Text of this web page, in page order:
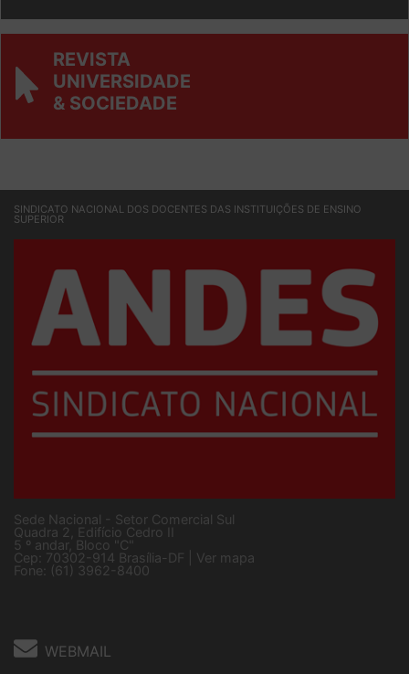
REVISTA
UNIVERSIDADE
& SOCIEDADE
SINDICATO NACIONAL DOS DOCENTES DAS INSTITUIÇÕES DE ENSINO
SUPERIOR
Sede Nacional - Setor Comercial Sul
Quadra 2, Edifício Cedro II
5 º andar, Bloco "C"
Cep: 70302-914 Brasília-DF | Ver mapa
Fone: (61) 3962-8400
WEBMAIL